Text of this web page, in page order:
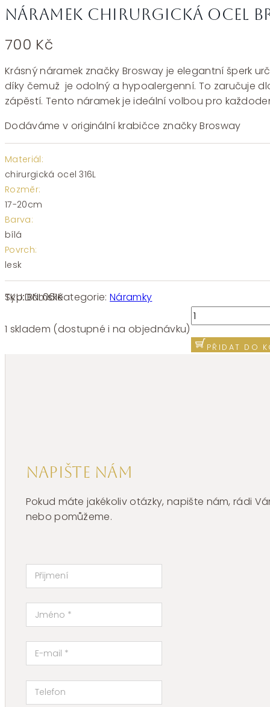
Náramek chirurgická ocel
700 Kč
Krásný náramek značky Brosway je elegantní šperk
díky čemuž je odolný a hypoalergenní. To zaručuje
zápěstí. Tento náramek je ideální volbou pro
Dodáváme v originální krabičce značky Brosway
Materiál:
chirurgická ocel 316L
Rozměr:
17-20cm
Barva:
bílá
Povrch:
lesk
SKU:BNL061Kategorie:Náramky
Typ:Dámské
1 skladem (dostupné i na objednávku)
Náramek
chirurgická
ocel
Brosway
PŘIDAT DO
Napište nám
Pokud máte jakékoliv otázky, napište nám, rádi
nebo pomůžeme.